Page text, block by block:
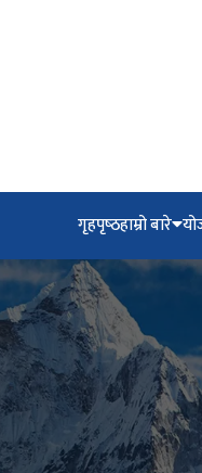
गृहपृष्‍ठहाम्रो बारे